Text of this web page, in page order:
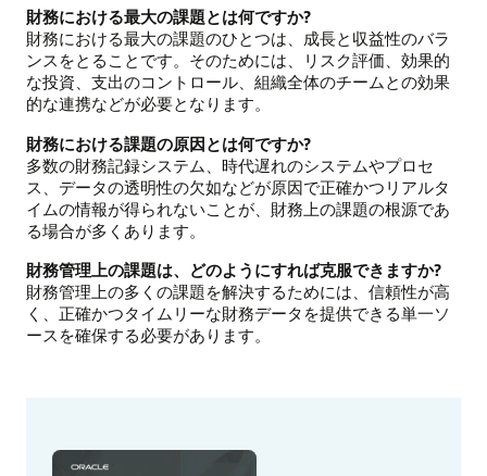
財務における最大の課題とは何ですか?
財務における最大の課題のひとつは、成長と収益性のバラ
ンスをとることです。そのためには、リスク評価、効果的
な投資、支出のコントロール、組織全体のチームとの効果
的な連携などが必要となります。
財務における課題の原因とは何ですか?
多数の財務記録システム、時代遅れのシステムやプロセ
ス、データの透明性の欠如などが原因で正確かつリアルタ
イムの情報が得られないことが、財務上の課題の根源であ
る場合が多くあります。
財務管理上の課題は、どのようにすれば克服できますか?
財務管理上の多くの課題を解決するためには、信頼性が高
く、正確かつタイムリーな財務データを提供できる単一ソ
ースを確保する必要があります。